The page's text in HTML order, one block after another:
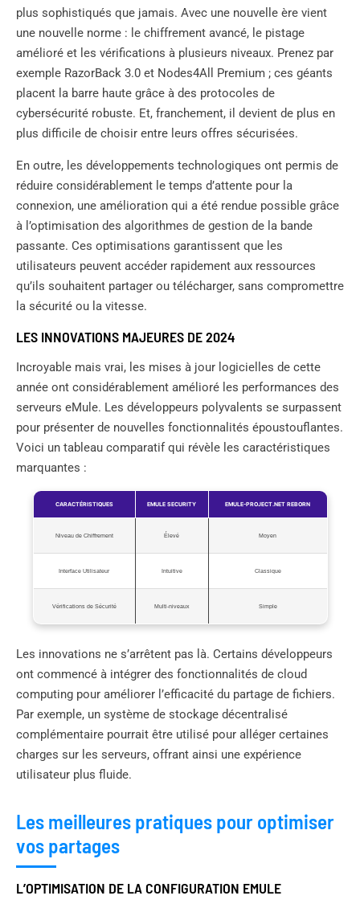
plus sophistiqués que jamais. Avec une nouvelle ère vient
une nouvelle norme : le chiffrement avancé, le pistage
amélioré et les vérifications à plusieurs niveaux. Prenez par
exemple RazorBack 3.0 et Nodes4All Premium ; ces géants
placent la barre haute grâce à des protocoles de
cybersécurité robuste. Et, franchement, il devient de plus en
plus difficile de choisir entre leurs offres sécurisées.
En outre, les développements technologiques ont permis de
réduire considérablement le temps d’attente pour la
connexion, une amélioration qui a été rendue possible grâce
à l’optimisation des algorithmes de gestion de la bande
passante. Ces optimisations garantissent que les
utilisateurs peuvent accéder rapidement aux ressources
qu’ils souhaitent partager ou télécharger, sans compromettre
la sécurité ou la vitesse.
LES INNOVATIONS MAJEURES DE 2024
Incroyable mais vrai, les mises à jour logicielles de cette
année ont considérablement amélioré les performances des
serveurs eMule. Les développeurs polyvalents se surpassent
pour présenter de nouvelles fonctionnalités époustouflantes.
Voici un tableau comparatif qui révèle les caractéristiques
marquantes :
CARACTÉRISTIQUES EMULE SECURITY EMULE-PROJECT.NET REBORN
Niveau de Chiffrement Élevé Moyen
Interface Utilisateur Intuitive Classique
Vérifications de Sécurité Multi-niveaux Simple
Les innovations ne s’arrêtent pas là. Certains développeurs
ont commencé à intégrer des fonctionnalités de cloud
computing pour améliorer l’efficacité du partage de fichiers.
Par exemple, un système de stockage décentralisé
complémentaire pourrait être utilisé pour alléger certaines
charges sur les serveurs, offrant ainsi une expérience
utilisateur plus fluide.
Les meilleures pratiques pour optimiser
vos partages
L’OPTIMISATION DE LA CONFIGURATION EMULE